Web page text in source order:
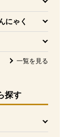
にゃく
一覧を見る
探す